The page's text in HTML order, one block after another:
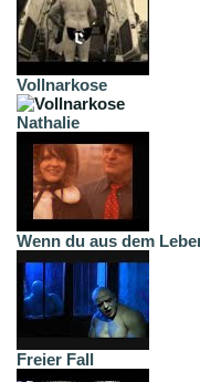
Vollnarkose
Nathalie
Wenn du aus dem
Freier Fall